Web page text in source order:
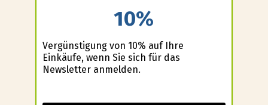
10%
Vergünstigung von 10% auf Ihre
Einkäufe, wenn Sie sich für das
Newsletter anmelden.